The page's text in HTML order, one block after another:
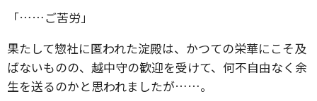
「……ご苦労」
果たして惣社に匿われた淀殿は、かつての栄華にこそ及
ばないものの、越中守の歓迎を受けて、何不自由なく余
生を送るのかと思われましたが……。